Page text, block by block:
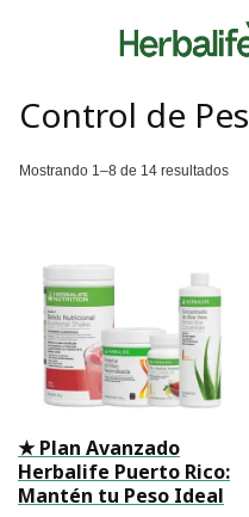
Control de
Mostrando 1–8 de 14 resultados
★ Plan Avanzado
Herbalife Puerto Rico:
Mantén tu Peso Ideal